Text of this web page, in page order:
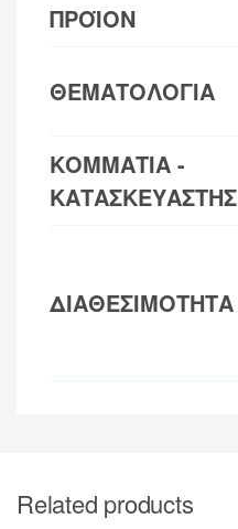
ΠΡΟΪΟΝ
ΘΕΜΑΤΟΛΟΓΙΑ
ΚΟΜΜΑΤΙΑ -
ΚΑΤΑΣΚΕΥΑΣΤΗΣ
ΔΙΑΘΕΣΙΜΟΤΗΤΑ
Related products